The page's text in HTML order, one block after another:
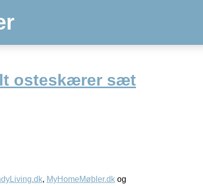
osteskærer sæt
, MyHomeMøbler.dk og